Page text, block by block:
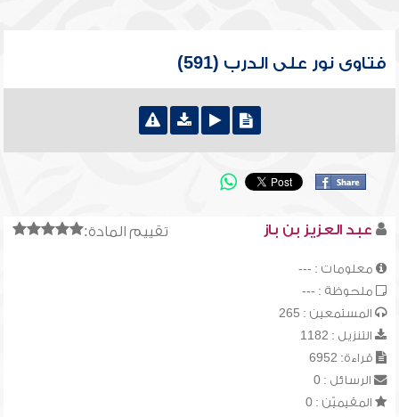
فتاوى نور على الدرب (591)
تقييم المادة: عبد العزيز بن باز
معلومات : ---
ملحوظة : ---
المستمعين : 265
التنزيل : 1182
قراءة: 6952
الرسائل : 0
المقيميّن : 0